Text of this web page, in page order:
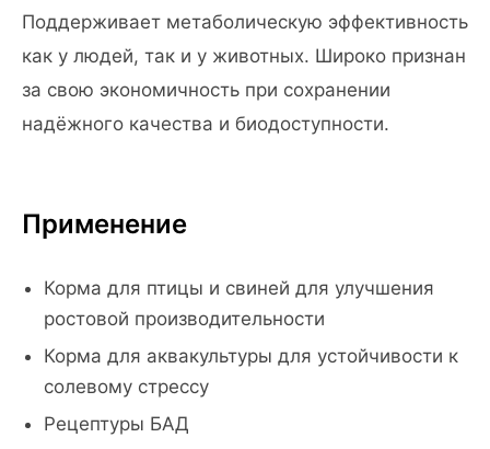
Поддерживает метаболическую эффективность
как у людей, так и у животных. Широко признан
за свою экономичность при сохранении
надёжного качества и биодоступности.
Применение
Корма для птицы и свиней для улучшения
ростовой производительности
Корма для аквакультуры для устойчивости к
солевому стрессу
Рецептуры БАД